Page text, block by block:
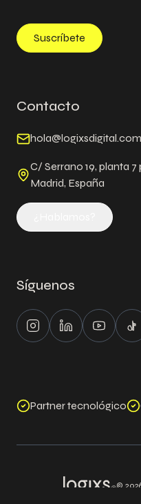
Suscríbete
Contacto
hola@logixsdigital.com
C/ Serrano 19, planta 7
Madrid, España
Síguenos
InstagramLinkedInYoutube
Partner tecnológico
©